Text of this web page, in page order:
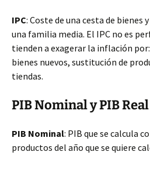
IPC: Coste de una cesta de bienes
una familia media. El IPC no es
tienden a exagerar la inflación
bienes nuevos, sustitución de
tiendas.
PIB Nominal y PIB Real
PIB Nominal: PIB que se calcula
productos del año que se quiere